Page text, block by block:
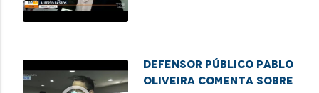
combate à violência
Defensor Público Pablo
Oliveira comenta sobre